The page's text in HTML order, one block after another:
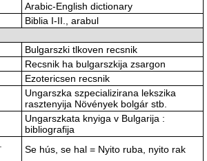
Arabic-English dictionary
Biblia I-II., arabul
Bulgarszki tlkoven recsnik
Recsnik ha bulgarszkija zsargon
Ezotericsen recsnik
Ungarszka szpecializirana lekszika
rasztenyija Növények bolgár stb.
Ungarszkata knyiga v Bulgarija :
bibliografija
Se hús, se hal = Nyito ruba, nyito rak